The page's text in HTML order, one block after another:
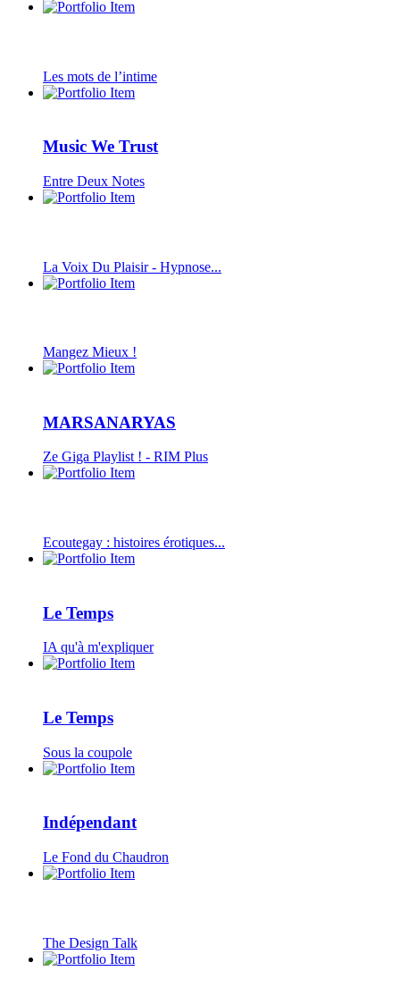
Les mots de l’intime
Music We Trust
Entre Deux Notes
La Voix Du Plaisir - Hypnose...
Mangez Mieux !
MARSANARYAS
Ze Giga Playlist ! - RIM Plus
Ecoutegay : histoires érotiques...
Le Temps
IA qu'à m'expliquer
Le Temps
Sous la coupole
Indépendant
Le Fond du Chaudron
The Design Talk